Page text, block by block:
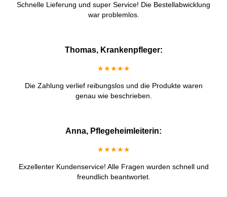
Schnelle Lieferung und super Service! Die Bestellabwicklung
war problemlos.
Thomas, Krankenpfleger:
★★★★★
Die Zahlung verlief reibungslos und die Produkte waren
genau wie beschrieben.
Anna, Pflegeheimleiterin:
★★★★★
Exzellenter Kundenservice! Alle Fragen wurden schnell und
freundlich beantwortet.